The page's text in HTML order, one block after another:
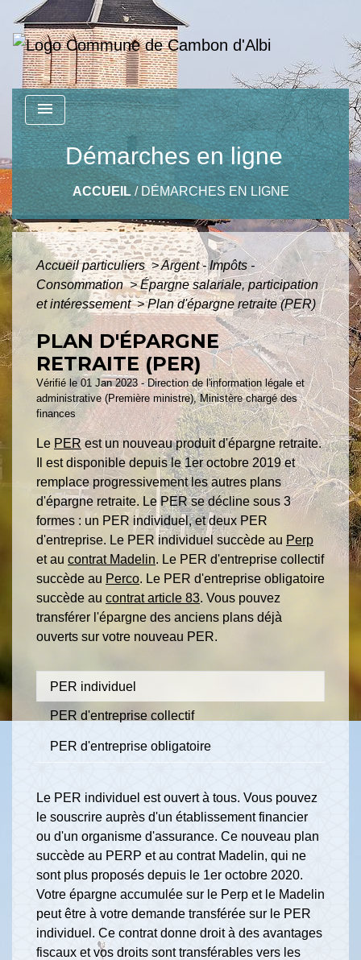
menu
Démarches en ligne
ACCUEIL/ DÉMARCHES EN LIGNE
Accueil particuliers>Argent - Impôts -
Consommation> Épargne salariale, participation
et intéressement> Plan d'épargne retraite (PER)
PLAN D'ÉPARGNE
RETRAITE (PER)
Vérifié le 01 Jan 2023 - Direction de l'information légale et
administrative (Première ministre), Ministère chargé des
finances
Le PERest un nouveau produit d'épargne retraite.
Il est disponible depuis le 1eroctobre 2019 et
remplace progressivement les autres plans
d'épargne retraite. Le PER se décline sous 3
formes : un PER individuel, et deux PER
d'entreprise. Le PER individuel succède au Perp
et au contrat Madelin. Le PER d'entreprise collectif
succède au Perco. Le PER d'entreprise obligatoire
succède au contrat article 83. Vous pouvez
transférer l'épargne des anciens plans déjà
ouverts sur votre nouveau PER.
PER individuel
PER d'entreprise collectif
PER d'entreprise obligatoire
Le PER individuel est ouvert à tous. Vous pouvez
le souscrire auprès d'un établissement financier
ou d'un organisme d'assurance. Ce nouveau plan
succède au PERP et au contrat Madelin, qui ne
sont plus proposés depuis le 1er octobre 2020.
Votre épargne accumulée sur le Perp et le Madelin
peut être à votre demande transférée sur le PER
individuel. Ce contrat donne droit à des avantages
fiscaux et vos droits sont transférables vers les